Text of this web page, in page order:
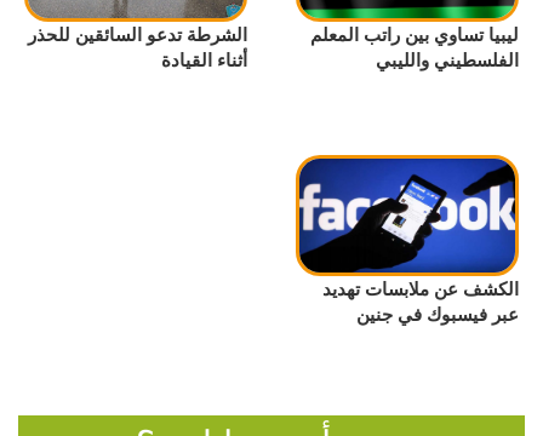
ليبيا تساوي بين راتب المعلم
الفلسطيني والليبي
الشرطة تدعو السائقين للحذر
أثناء القيادة
الكشف عن ملابسات تهديد
عبر فيسبوك في جنين